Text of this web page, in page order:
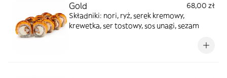
Gold
68,00 zł
Składniki: nori, ryż, serek kremowy,
krewetka, ser tostowy, sos unagi, sezam